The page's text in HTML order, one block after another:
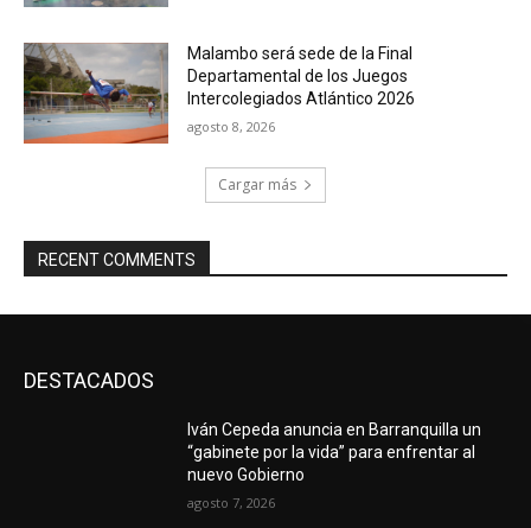
Malambo será sede de la Final
Departamental de los Juegos
Intercolegiados Atlántico 2026
agosto 8, 2026
Cargar más
RECENT COMMENTS
DESTACADOS
Iván Cepeda anuncia en Barranquilla un
“gabinete por la vida” para enfrentar al
nuevo Gobierno
agosto 7, 2026